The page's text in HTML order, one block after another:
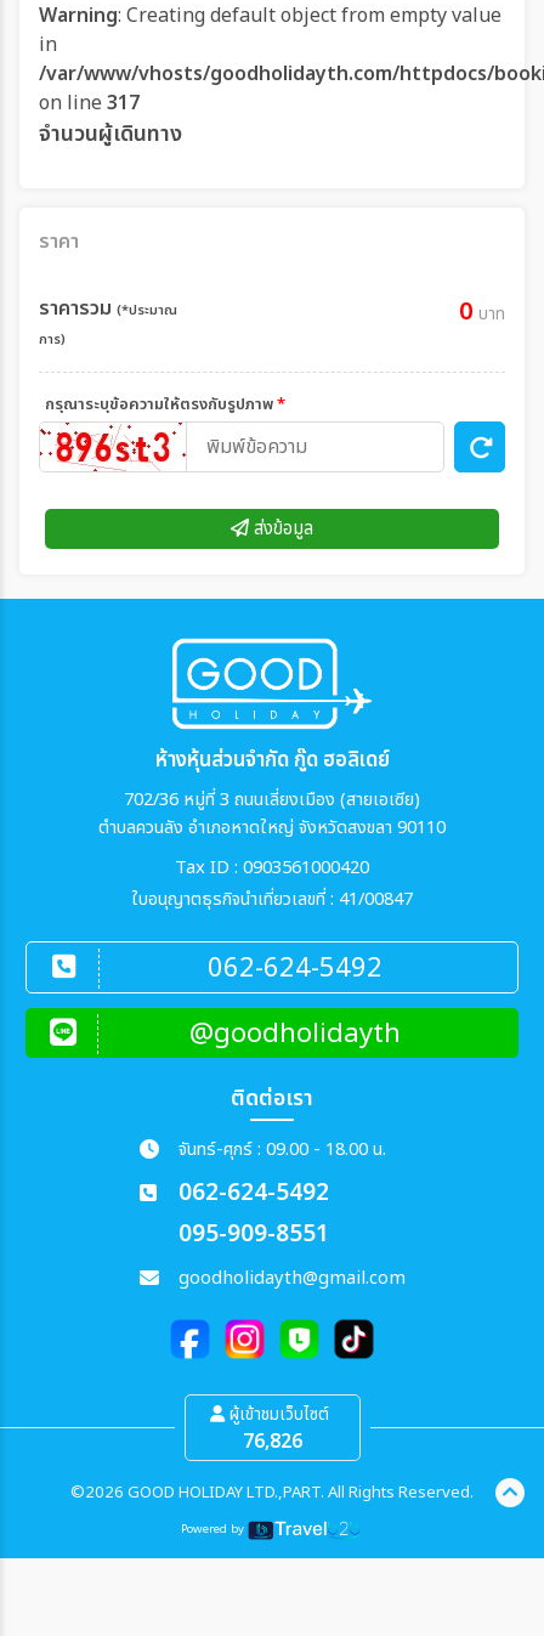
Warning: Creating default object from empty value
in
/var/www/vhosts/goodholidayth.com/httpdocs/
on line 317
จำนวนผู้เดินทาง
ราคา
ราคารวม (*ประมาณ
การ)
0 บาท
กรุณาระบุข้อความให้ตรงกับรูปภาพ*
ส่งข้อมูล
ห้างหุ้นส่วนจำกัด กู๊ด ฮอลิเดย์
702/36 หมู่ที่ 3 ถนนเลี่ยงเมือง (สายเอเซีย)
ตำบลควนลัง อำเภอหาดใหญ่ จังหวัดสงขลา 90110
Tax ID : 0903561000420
ใบอนุญาตธุรกิจนำเที่ยวเลขที่ : 41/00847
062-624-5492
@goodholidayth
ติดต่อเรา
จันทร์-ศุกร์ : 09.00 - 18.00 น.
062-624-5492
095-909-8551
goodholidayth@gmail.com
ผู้เข้าชมเว็บไซต์
76,826
©2026 GOOD HOLIDAY LTD.,PART. All Rights Reserved.
Powered by